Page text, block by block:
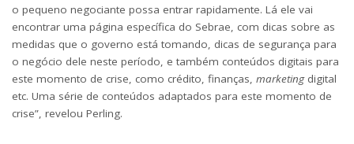
o pequeno negociante possa entrar rapidamente. Lá ele vai
encontrar uma página específica do Sebrae, com dicas sobre as
medidas que o governo está tomando, dicas de segurança para
o negócio dele neste período, e também conteúdos digitais para
este momento de crise, como crédito, finanças, marketingdigital
etc. Uma série de conteúdos adaptados para este momento de
crise”, revelou Perling.